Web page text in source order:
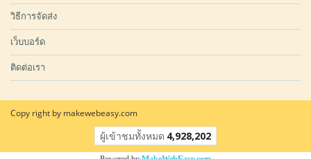
วิธีการจัดส่ง
เว็บบอร์ด
ติดต่อเรา
Copy right by makewebeasy.com
ผู้เข้าชมทั้งหมด 4,928,202